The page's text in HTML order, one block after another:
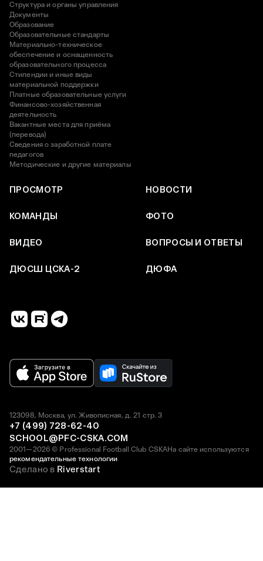
Структура и органы управления
Документы
Образование
Образовательные стандарты
Материально-техническое
обеспечение и оснащенность
образовательного процесса
Стипендии и иные виды
материальной поддержки
Платные образовательные услуги
Финансово-хозяйственная
деятельность
Вакантные места для приёма
(перевода)
Сведения о заработной плате
педагогов
Методические и другие материалы
ПРОСМОТР НОВОСТИ
КОМАНДЫ ФОТО
ВИДЕО ВОПРОСЫ И ОТВЕТЫ
ДЮСШ ЦСКА-2 ДЮФА
2001—2026 © Professional Football Club CSKAНа сайте используются
рекомендательные технологии
123098, Москва, ул. Живописная, д. 21 стр. 3
+7 (499) 728-62-40
SCHOOL@PFC-CSKA.COM
Сделано в Riverstart